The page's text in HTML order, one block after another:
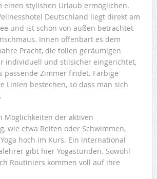
einen stylishen Urlaub ermöglichen.
Deutschland liegt direkt am
und ist schon von außen betrachtet
Innen offenbart es dem
Pracht, die tollen geräumigen
individuell und stilsicher eingerichtet,
passende Zimmer findet. Farbige
Linien bestechen, so dass man sich
Möglichkeiten der aktiven
wie etwa Reiten oder Schwimmen,
hoch im Kurs. Ein international
gibt hier Yogastunden. Sowohl
Routiniers kommen voll auf ihre